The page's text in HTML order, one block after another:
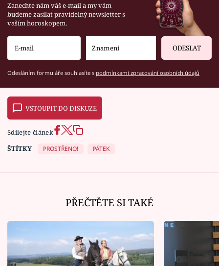
Zanechte nám váš e-mail a my vám
budeme zasílat pravidelný newsletter s
vaším horoskopem.
ODESLAT
Odesláním formuláře souhlasíte s podmínkami zpracování osobních údajů
VSTOUPIT DO DISKUZE
Sdílejte článek
ŠTÍTKY
PROSTŘENO! PÁTEK
PŘEČTĚTE SI TAKÉ